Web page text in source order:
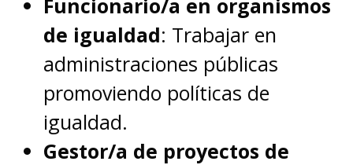
Funcionario/a en organismos
de igualdad: Trabajar en
administraciones públicas
promoviendo políticas de
igualdad.
Gestor/a de proyectos de